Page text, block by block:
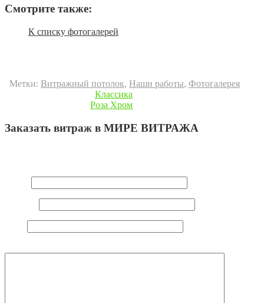
Смотрите также:
К списку фотогалерей
Метки: Витражный потолок, Наши работы, Фотогалерея
Классика
Роза Хром
Заказать витраж в МИРЕ ВИТРАЖА